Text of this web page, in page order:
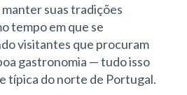
suas tradições
tempo em que se
visitantes que procuram
gastronomia — tudo isso
típica do norte de Portugal.